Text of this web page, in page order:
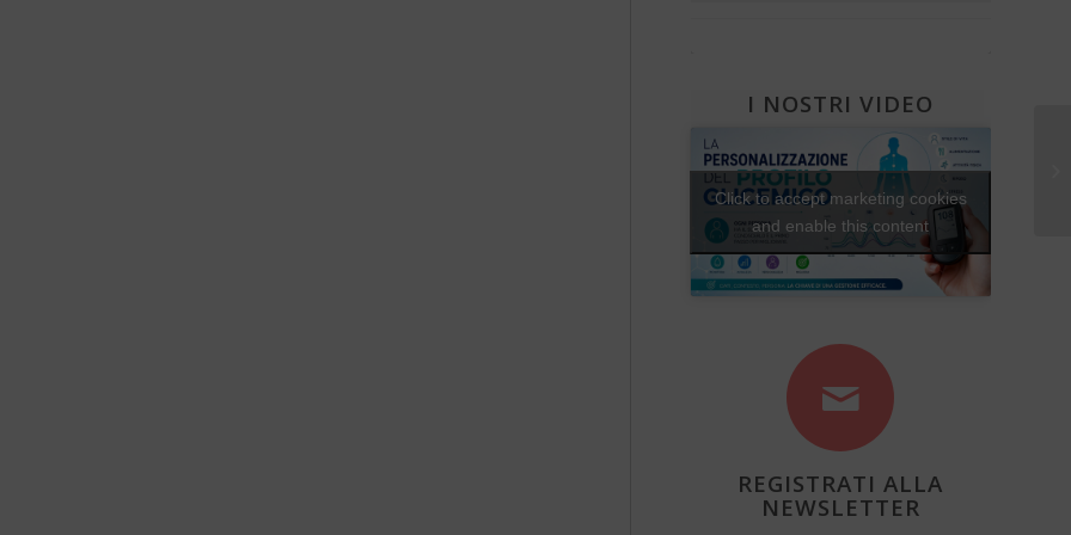
I NOSTRI VIDEO
Click to accept marketing cookies
and enable this content
REGISTRATI ALLA
NEWSLETTER